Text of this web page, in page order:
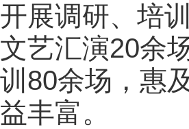
开展调研、培
文艺汇演20余
训80余场，惠
益丰富。